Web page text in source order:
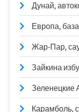
Дунай,
Европа,
Жар-Пар,
Зайкина
Зеленецкие
Карамболь,